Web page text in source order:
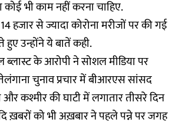
कोई भी काम नहीं करना चाहिए.
से ज्यादा कोरोना मरीजों पर की गई
हुए उन्होंने ये बातें कही.
के आरोपी ने सोशल मीडिया पर
चुनाव प्रचार में बीआरएस सांसद
और कश्मीर की घाटी में लगातार तीसरे दिन
ख़बरों को भी अख़बार ने पहले पन्ने पर जगह